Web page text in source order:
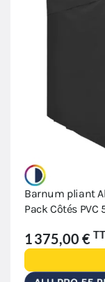
Barnum pliant
Pack Côtés
1 375,00 €